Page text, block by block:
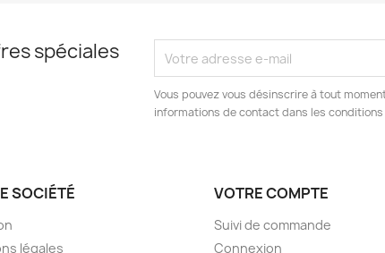
spéciales
Vous pouvez vous désinscrire à tout
informations de contact dans les
SOCIÉTÉ
légales
VOTRE COMPTE
Suivi de commande
Connexion